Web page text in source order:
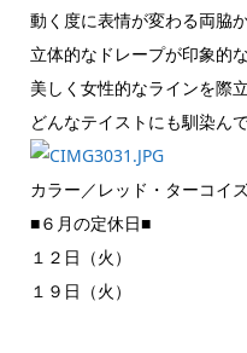
動く度に表情が変わる両脇
立体的なドレープが印象的な
美しく女性的なラインを際
どんなテイストにも馴染ん
カラー／レッド・ターコイ
■６月の定休日■
１２日（火）
１９日（火）